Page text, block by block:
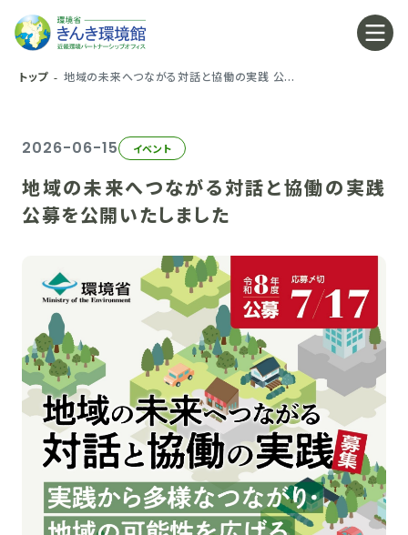
トップ 地域の未来へつながる対話と協働の実践 公...
2026-06-15 イベント
地域の未来へつながる対話と協働の実践
公募を公開いたしました